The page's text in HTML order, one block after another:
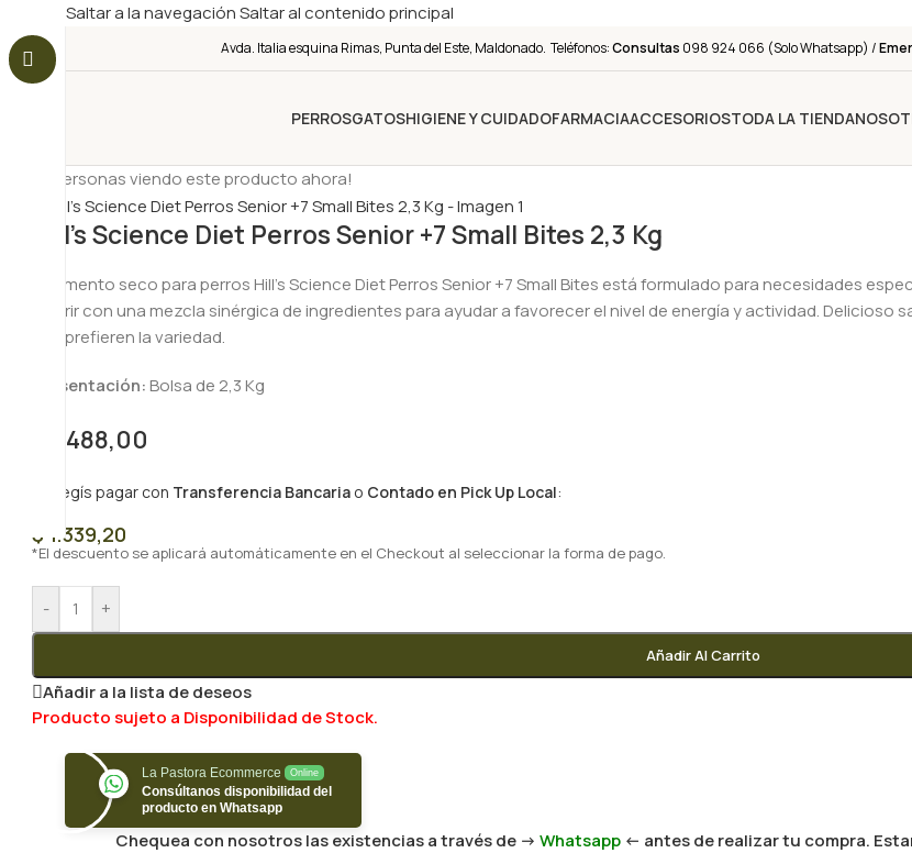
Saltar a la navegaciónSaltar al contenido principal
Avda. Italia esquina Rimas, Punta del Este, Maldonado. Teléfonos:Consultas 098 924 066 (Solo Whatsapp) /
PERROSGATOSHIGIENE Y CUIDADOFARMACIAACCESORIOSTODA LA TIENDA
¡Personas viendo este producto ahora!
Hill’s Science Diet Perros Senior +7 Small Bites 2,3 Kg
El alimento seco para perros Hill’s Science Diet Perros Senior +7 Small Bites está formulado para necesidades
digerir con una mezcla sinérgica de ingredientes para ayudar a favorecer el nivel de energía y actividad.
que prefieren la variedad.
Presentación:Bolsa de 2,3 Kg
1.488,00
Si elegís pagar con Transferencia Bancaria o Contado en Pick Up Local:
$ 1.339,20
*El descuento se aplicará automáticamente en el Checkout al seleccionar la forma de pago.
- +
Añadir Al Carrito
Añadir a la lista de deseos
Producto sujeto a Disponibilidad de Stock.
La Pastora Ecommerce Online
Consúltanos disponibilidad del
producto en Whatsapp
Chequea con nosotros las existencias a través de -> Whatsapp <- antes de realizar tu compra.